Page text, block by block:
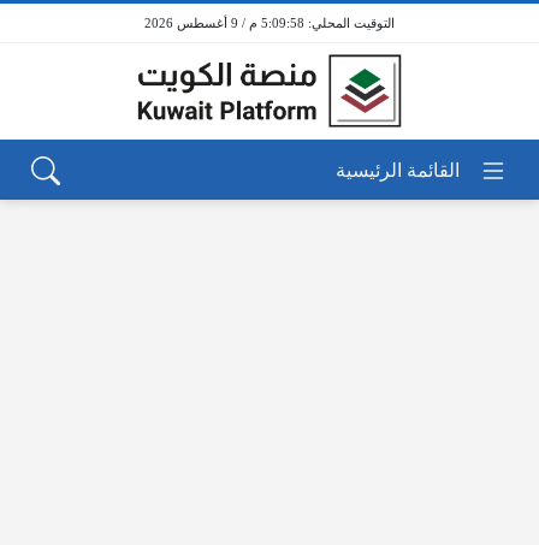
5:09:58 م / 9 أغسطس 2026